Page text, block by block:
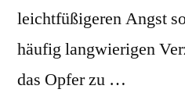
leichtfüßigeren Angst
häufig langwierigen
das Opfer zu …